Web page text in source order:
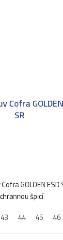
Cofra
SR
GOLDEN ESD
špicí
43 44 45 46